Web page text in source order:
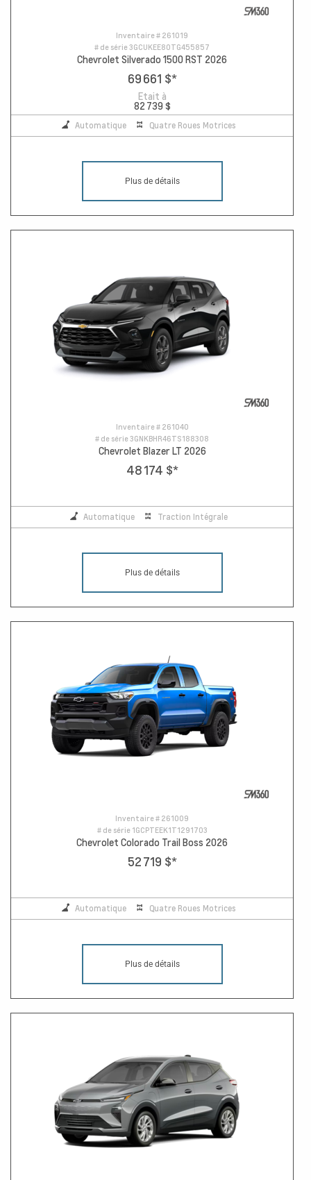
Inventaire # 261019
# de série3GCUKEE80TG455857
Chevrolet Silverado 1500 RST 2026
69 661 $*
Etait à
82 739 $
Automatique Quatre Roues Motrices
Plus de détails
Inventaire # 261040
# de série3GNKBHR46TS188308
Chevrolet Blazer LT 2026
48 174 $*
Automatique Traction Intégrale
Plus de détails
Inventaire # 261009
# de série 1GCPTEEK1T1291703
Chevrolet Colorado Trail Boss 2026
52 719 $*
Automatique Quatre Roues Motrices
Plus de détails